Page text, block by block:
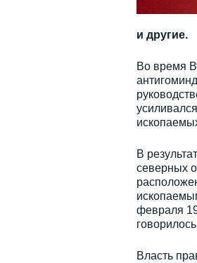
и другие.
Во время
В
северных
февраля
Власть